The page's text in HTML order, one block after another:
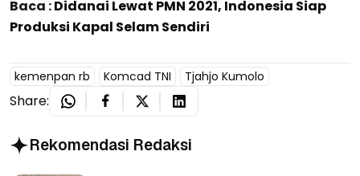
Baca :Didanai Lewat PMN 2021, Indonesia Siap
Produksi Kapal Selam Sendiri
kemenpan rb Komcad TNI Tjahjo Kumolo
Share:
Rekomendasi Redaksi